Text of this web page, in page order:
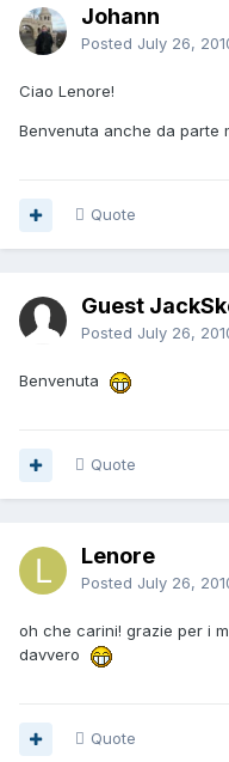
Johann
Posted July 26,
Ciao Lenore!
Benvenuta anche da parte
Quote
Guest
Posted July 26,
Benvenuta
Quote
Lenore
Posted July 26,
oh che carini! grazie per i
davvero
Quote